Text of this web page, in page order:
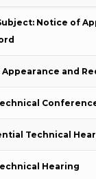
Notice of
and
Technical
Hearing